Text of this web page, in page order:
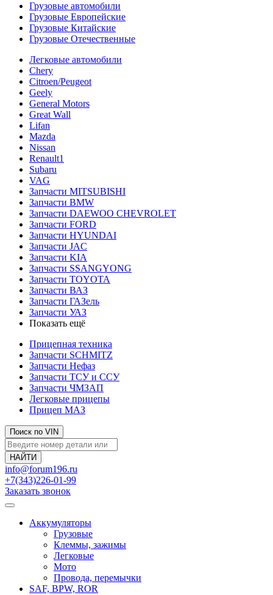
Грузовые автомобили
Грузовые Европейские
Грузовые Китайские
Грузовые Отечественные
Легковые автомобили
Chery
Citroen/Peugeot
Geely
General Motors
Great Wall
Lifan
Mazda
Nissan
Renault1
Subaru
VAG
Запчасти MITSUBISHI
Запчасти BMW
Запчасти DAEWOO CHEVROLET
Запчасти FORD
Запчасти HYUNDAI
Запчасти JAC
Запчасти KIA
Запчасти SSANGYONG
Запчасти TOYOTA
Запчасти ВАЗ
Запчасти ГАЗель
Запчасти УАЗ
Показать ещё
Прицепная техника
Запчасти SCHMITZ
Запчасти Нефаз
Запчасти ТСУ и ССУ
Запчасти ЧМЗАП
Легковые прицепы
Прицеп МАЗ
Поиск по VIN
info@forum196.ru
+7(343)226-01-99
Заказать звонок
Аккумуляторы
Грузовые
Клеммы, зажимы
Легковые
Мото
Провода, перемычки
SAF, BPW, ROR